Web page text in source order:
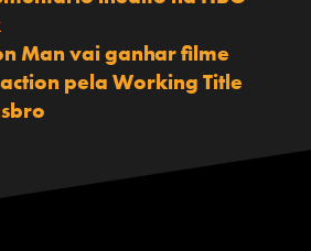
Man vai ganhar filme
pela Working Title